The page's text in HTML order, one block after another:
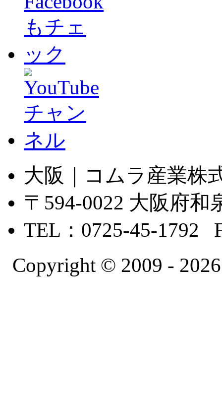
大阪｜コムラ産業株
〒594-0022 大阪府
TEL：0725-45-1792
Copyright © 2009 -